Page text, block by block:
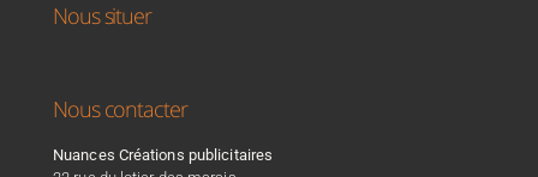
Nous situer
Nous contacter
Nuances Créations publicitaires